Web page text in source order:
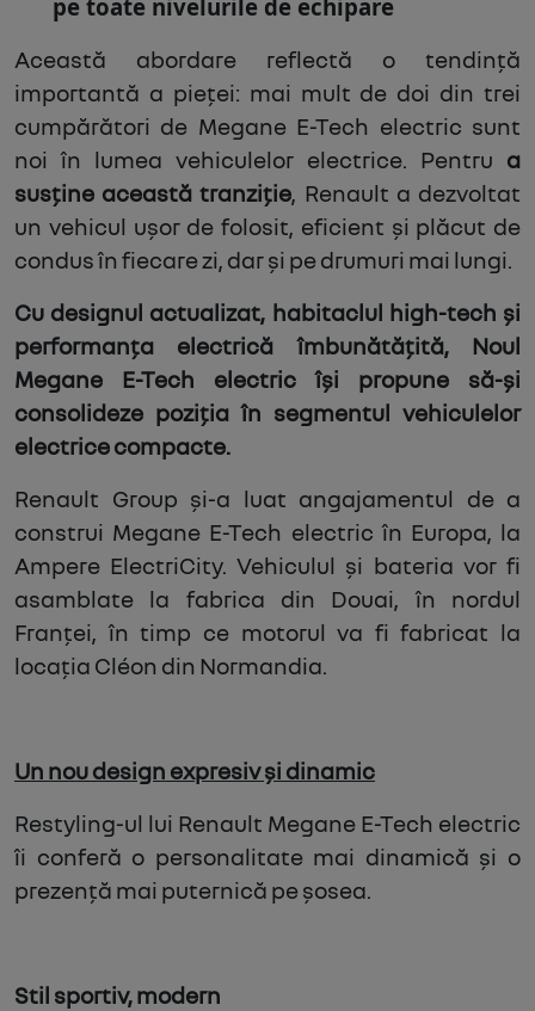
pe toate nivelurile de echipare
Această abordare reflectă o tendință
importantă a pieței: mai mult de doi din trei
cumpărători de Megane E-Tech electric sunt
noi în lumea vehiculelor electrice. Pentru a
susține această tranziție, Renault a dezvoltat
un vehicul ușor de folosit, eficient și plăcut de
condus în fiecare zi, dar și pe drumuri mai lungi.
Cu designul actualizat, habitaclul high-tech și
performanța electrică îmbunătățită, Noul
Megane E-Tech electric își propune să-și
consolideze poziția în segmentul vehiculelor
electrice compacte.
Renault Group și-a luat angajamentul de a
construi Megane E-Tech electric în Europa, la
Ampere ElectriCity. Vehiculul și bateria vor fi
asamblate la fabrica din Douai, în nordul
Franței, în timp ce motorul va fi fabricat la
locația Cléon din Normandia.
Un nou design expresiv și dinamic
Restyling-ul lui Renault Megane E-Tech electric
îi conferă o personalitate mai dinamică și o
prezență mai puternică pe șosea.
Stil sportiv, modern